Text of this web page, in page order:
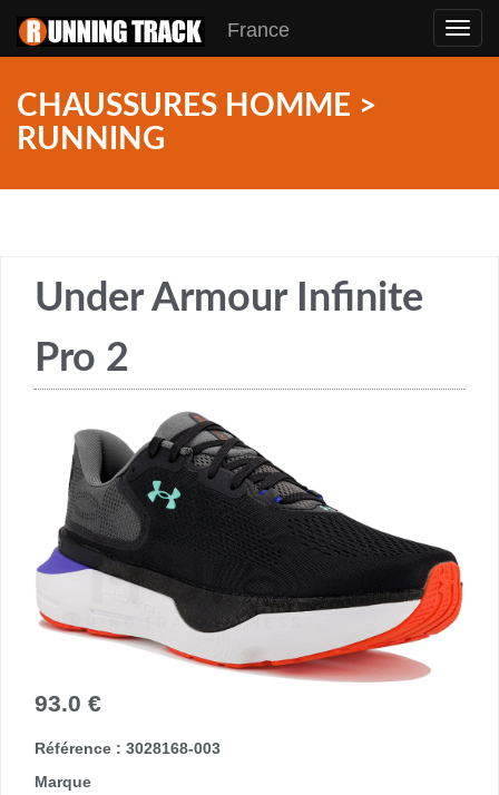
France
CHAUSSURES HOMME >
RUNNING
Under Armour Infinite
Pro 2
93.0 €
Référence : 3028168-003
Marque